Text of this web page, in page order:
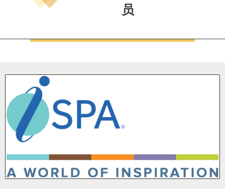
员